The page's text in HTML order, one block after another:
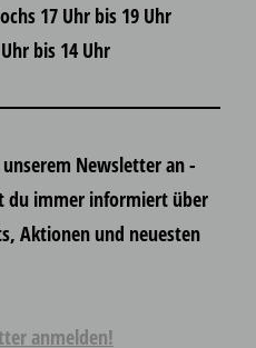
17 Uhr bis 19 Uhr
bis 14 Uhr
Newsletter an -
du immer informiert über
Aktionen und neuesten
anmelden!